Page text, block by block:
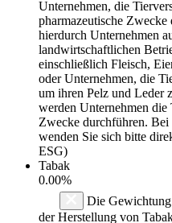
Unternehmen, die
pharmazeutische
hierdurch Unternehmen
landwirtschaftlichen
einschließlich Fleisch,
oder Unternehmen, die
um ihren Pelz und Leder
werden Unternehmen die
Zwecke durchführen. Bei
wenden Sie sich bitte
ESG)
Tabak
0.00%
Die
der Herstellung von